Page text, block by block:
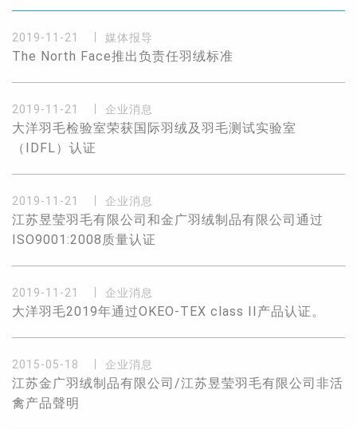
2019-11-21 媒体报导
The North Face推出负责任羽绒标准
2019-11-21 企业消息
大洋羽毛检验室荣获国际羽绒及羽毛测试实验室
（IDFL）认证
2019-11-21 企业消息
江苏昱莹羽毛有限公司和金广羽绒制品有限公司通过
ISO9001:2008质量认证
2019-11-21 企业消息
大洋羽毛2019年通过OKEO-TEX class II产品认证。
2015-05-18 企业消息
江苏金广羽绒制品有限公司/江苏昱莹羽毛有限公司非活
禽产品聲明